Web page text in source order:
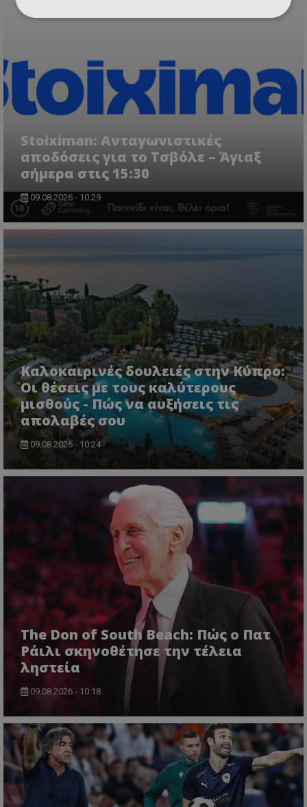
Stoiximan: Ανταγωνιστικές
αποδόσεις για το Τσβόλε – Άγιαξ
σήμερα στις 15:30
09.08.2026 - 10:29
Καλοκαιρινές δουλειές στην Κύπρο:
Οι θέσεις με τους καλύτερους
μισθούς - Πώς να αυξήσεις τις
απολαβές σου
09.08.2026 - 10:24
The Don of South Beach: Πώς ο Πατ
Ράιλι σκηνοθέτησε την τέλεια
ληστεία
09.08.2026 - 10:18